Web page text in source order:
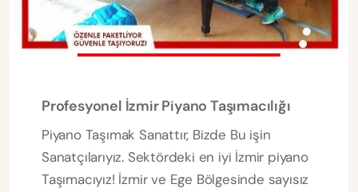
Profesyonel İzmir Piyano Taşımacılığı
Piyano Taşımak Sanattır, Bizde Bu işin
Sanatçılarıyız. Sektördeki en iyi İzmir piyano
Taşımacıyız! İzmir ve Ege Bölgesinde sayısız